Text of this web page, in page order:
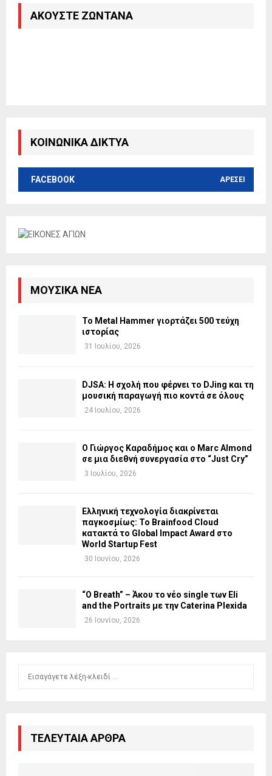
ΑΚΟΎΣΤΕ ΖΩΝΤΑΝΆ
ΚΟΙΝΩΝΙΚΑ ΔΙΚΤΥΑ
FACEBOOK ΑΡΈΣΕΙ
ΜΟΥΣΙΚΆ ΝΈΑ
Το Metal Hammer γιορτάζει 500 τεύχη
ιστορίας
31 Ιουλίου, 2026
DJSA: Η σχολή που φέρνει το DJing και τη
μουσική παραγωγή πιο κοντά σε όλους
24 Ιουλίου, 2026
Ο Γιώργος Καραδήμος και ο Marc Almond
σε μια διεθνή συνεργασία στο “Just Cry”
3 Ιουλίου, 2026
Ελληνική τεχνολογία διακρίνεται
παγκοσμίως: Το Brainfood Cloud
κατακτά το Global Impact Award στο
World Startup Fest
30 Ιουνίου, 2026
“O Breath” – Άκου το νέο single των Eli
and the Portraits με την Caterina Plexida
26 Ιουνίου, 2026
ΤΕΛΕΥΤΑΙΑ ΑΡΘΡΑ